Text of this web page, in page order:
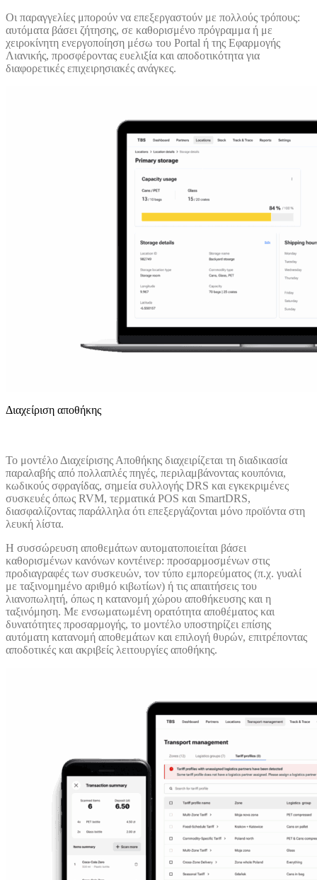
Οι παραγγελίες μπορούν να επεξεργαστούν με πολλούς τρόπους:
αυτόματα βάσει ζήτησης, σε καθορισμένο πρόγραμμα ή με
χειροκίνητη ενεργοποίηση μέσω του Portal ή της Εφαρμογής
Λιανικής, προσφέροντας ευελιξία και αποδοτικότητα για
διαφορετικές επιχειρησιακές ανάγκες.
Διαχείριση αποθήκης
Το μοντέλο Διαχείρισης Αποθήκης διαχειρίζεται τη διαδικασία
παραλαβής από πολλαπλές πηγές, περιλαμβάνοντας κουπόνια,
κωδικούς σφραγίδας, σημεία συλλογής DRS και εγκεκριμένες
συσκευές όπως RVM, τερματικά POS και SmartDRS,
διασφαλίζοντας παράλληλα ότι επεξεργάζονται μόνο προϊόντα στη
λευκή λίστα.
Η συσσώρευση αποθεμάτων αυτοματοποιείται βάσει
καθορισμένων κανόνων κοντέινερ: προσαρμοσμένων στις
προδιαγραφές των συσκευών, τον τύπο εμπορεύματος (π.χ. γυαλί
με ταξινομημένο αριθμό κιβωτίων) ή τις απαιτήσεις του
λιανοπωλητή, όπως η κατανομή χώρου αποθήκευσης και η
ταξινόμηση. Με ενσωματωμένη ορατότητα αποθέματος και
δυνατότητες προσαρμογής, το μοντέλο υποστηρίζει επίσης
αυτόματη κατανομή αποθεμάτων και επιλογή θυρών, επιτρέποντας
αποδοτικές και ακριβείς λειτουργίες αποθήκης.